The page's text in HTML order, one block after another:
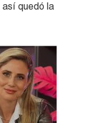
quedó la